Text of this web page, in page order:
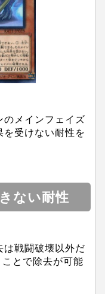
のメインフェイズ
受けない耐性を
ない耐性
戦闘破壊以外だ
とで除去が可能